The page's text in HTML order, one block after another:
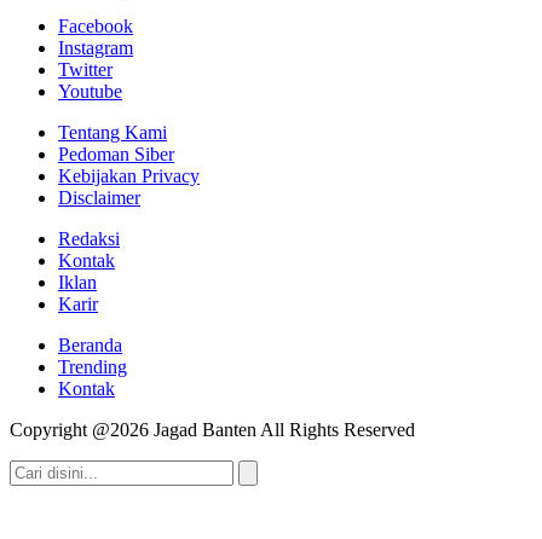
Facebook
Instagram
Twitter
Youtube
Tentang Kami
Pedoman Siber
Kebijakan Privacy
Disclaimer
Redaksi
Kontak
Iklan
Karir
Beranda
Trending
Kontak
Copyright @2026 Jagad Banten All Rights Reserved